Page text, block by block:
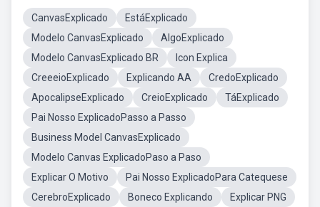
CanvasExplicado
EstáExplicado
Modelo CanvasExplicado
AlgoExplicado
Modelo CanvasExplicado BR
Icon Explica
CreeeioExplicado
Explicando AA
CredoExplicado
ApocalipseExplicado
CreioExplicado
TáExplicado
Pai Nosso ExplicadoPasso a Passo
Business Model CanvasExplicado
Modelo Canvas ExplicadoPaso a Paso
Explicar O Motivo
Pai Nosso ExplicadoPara Catequese
CerebroExplicado
Boneco Explicando Explicar PNG